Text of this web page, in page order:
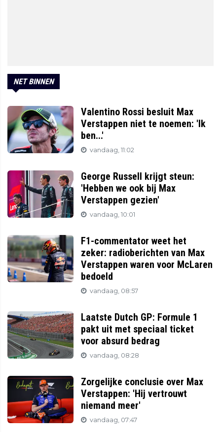
NET BINNEN
Valentino Rossi besluit Max
Verstappen niet te noemen: 'Ik
ben...'
vandaag, 11:02
George Russell krijgt steun:
'Hebben we ook bij Max
Verstappen gezien'
vandaag, 10:01
F1-commentator weet het
zeker: radioberichten van Max
Verstappen waren voor McLaren
bedoeld
vandaag, 08:57
Laatste Dutch GP: Formule 1
pakt uit met speciaal ticket
voor absurd bedrag
vandaag, 08:28
Zorgelijke conclusie over Max
Verstappen: 'Hij vertrouwt
niemand meer'
vandaag, 07:47